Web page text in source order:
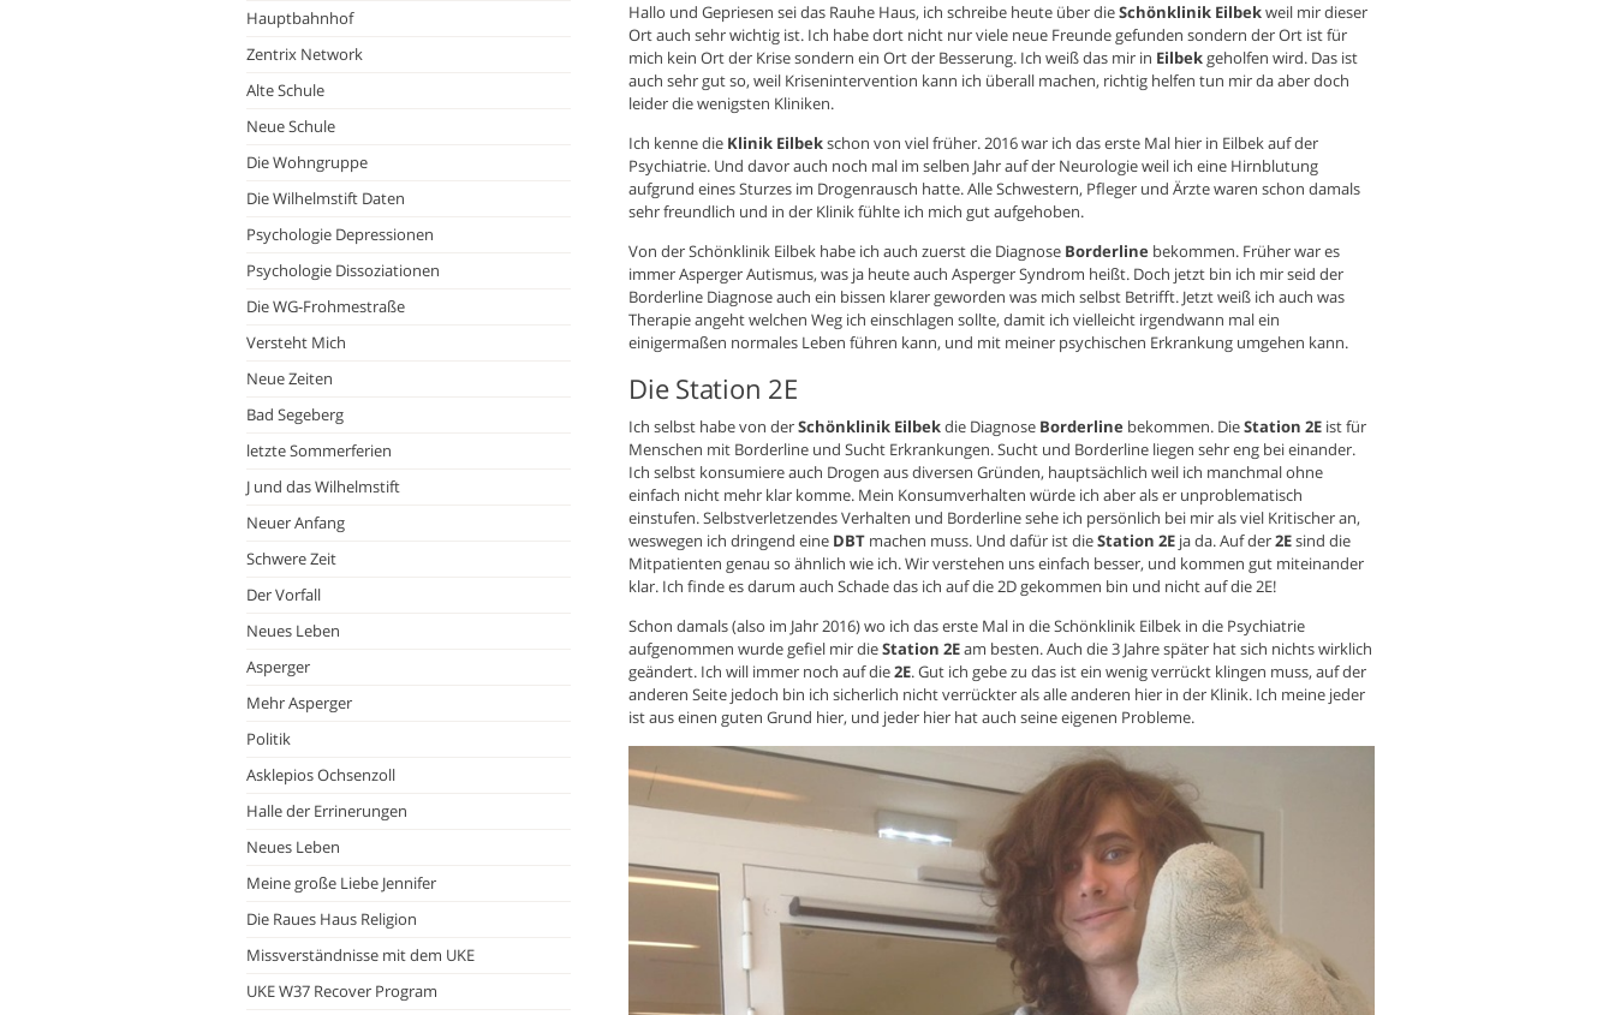
Hauptbahnhof
Zentrix Network
Alte Schule
Neue Schule
Die Wohngruppe
Die Wilhelmstift Daten
Psychologie Depressionen
Psychologie Dissoziationen
Die WG-Frohmestraße
Versteht Mich
Neue Zeiten
Bad Segeberg
letzte Sommerferien
J und das Wilhelmstift
Neuer Anfang
Schwere Zeit
Der Vorfall
Neues Leben
Asperger
Mehr Asperger
Politik
Asklepios Ochsenzoll
Halle der Errinerungen
Neues Leben
Meine große Liebe Jennifer
Die Raues Haus Religion
Missverständnisse mit dem UKE
UKE W37 Recover Program
Hallo und Gepriesen sei das Rauhe Haus, ich schreibe heute über dieSchönklinik Eilbekweil mir dieser
Ort auch sehr wichtig ist. Ich habe dort nicht nur viele neue Freunde gefunden sondern der Ort ist für
mich kein Ort der Krise sondern ein Ort der Besserung. Ich weiß das mir in Eilbekgeholfen wird. Das ist
auch sehr gut so, weil Krisenintervention kann ich überall machen, richtig helfen tun mir da aber doch
leider die wenigsten Kliniken.
Ich kenne die Klinik Eilbekschon von viel früher. 2016 war ich das erste Mal hier in Eilbek auf der
Psychiatrie. Und davor auch noch mal im selben Jahr auf der Neurologie weil ich eine Hirnblutung
aufgrund eines Sturzes im Drogenrausch hatte. Alle Schwestern, Pfleger und Ärzte waren schon damals
sehr freundlich und in der Klinik fühlte ich mich gut aufgehoben.
Von der Schönklinik Eilbek habe ich auch zuerst die Diagnose Borderline bekommen. Früher war es
immer Asperger Autismus, was ja heute auch Asperger Syndrom heißt. Doch jetzt bin ich mir seid der
Borderline Diagnose auch ein bissen klarer geworden was mich selbst Betrifft. Jetzt weiß ich auch was
Therapie angeht welchen Weg ich einschlagen sollte, damit ich vielleicht irgendwann mal ein
einigermaßen normales Leben führen kann, und mit meiner psychischen Erkrankung umgehen kann.
Die Station 2E
Ich selbst habe von derSchönklinik Eilbekdie Diagnose Borderline bekommen. DieStation 2E ist für
Menschen mit Borderline und Sucht Erkrankungen. Sucht und Borderline liegen sehr eng bei einander.
Ich selbst konsumiere auch Drogen aus diversen Gründen, hauptsächlich weil ich manchmal ohne
einfach nicht mehr klar komme. Mein Konsumverhalten würde ich aber als er unproblematisch
einstufen. Selbstverletzendes Verhalten und Borderline sehe ich persönlich bei mir als viel Kritischer an,
weswegen ich dringend eine DBT machen muss. Und dafür ist dieStation 2E ja da. Auf der2Esind die
Mitpatienten genau so ähnlich wie ich. Wir verstehen uns einfach besser, und kommen gut miteinander
klar. Ich finde es darum auch Schade das ich auf die 2D gekommen bin und nicht auf die 2E!
Schon damals (also im Jahr 2016) wo ich das erste Mal in die Schönklinik Eilbek in die Psychiatrie
aufgenommen wurde gefiel mir dieStation 2Eam besten. Auch die 3 Jahre später hat sich nichts wirklich
geändert. Ich will immer noch auf die2E. Gut ich gebe zu das ist ein wenig verrückt klingen muss, auf der
anderen Seite jedoch bin ich sicherlich nicht verrückter als alle anderen hier in der Klinik. Ich meine jeder
ist aus einen guten Grund hier, und jeder hier hat auch seine eigenen Probleme.